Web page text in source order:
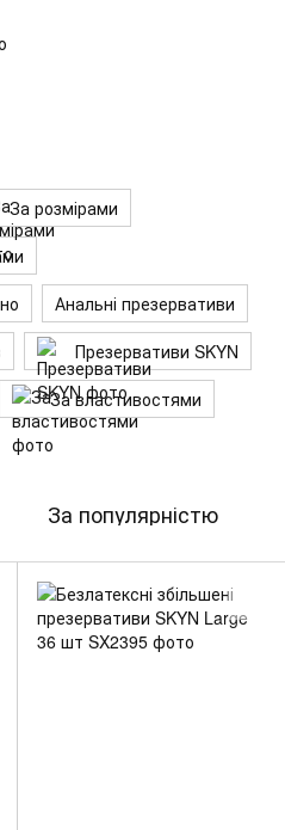
За розмірами
Анальні презервативи
Презервативи SKYN
За властивостями
За популярністю